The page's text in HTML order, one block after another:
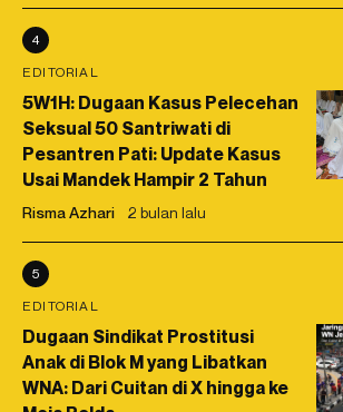
4
EDITORIAL
5W1H: Dugaan Kasus Pelecehan
Seksual 50 Santriwati di
Pesantren Pati: Update Kasus
Usai Mandek Hampir 2 Tahun
Risma Azhari 2 bulan lalu
5
EDITORIAL
Dugaan Sindikat Prostitusi
Anak di Blok M yang Libatkan
WNA: Dari Cuitan di X hingga ke